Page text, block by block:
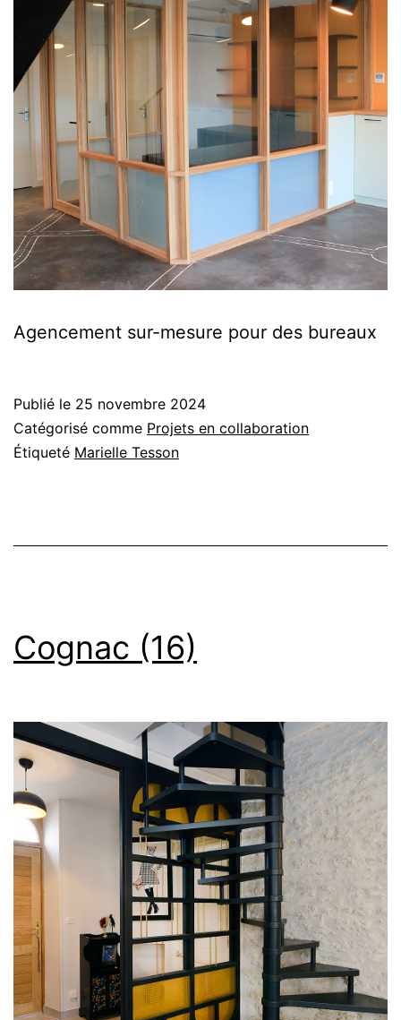
Agencement sur-mesure pour des bureaux
Publié le 25 novembre 2024
Catégorisé comme Projets en collaboration
Étiqueté Marielle Tesson
Cognac (16)